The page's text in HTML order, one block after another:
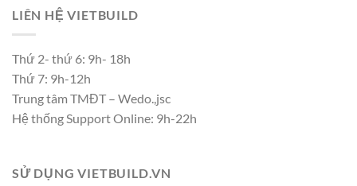
LIÊN HỆ VIETBUILD
Thứ 2- thứ 6: 9h- 18h
Thứ 7: 9h-12h
Trung tâm TMĐT – Wedo.,jsc
Hệ thống Support Online: 9h-22h
SỬ DỤNG VIETBUILD.VN